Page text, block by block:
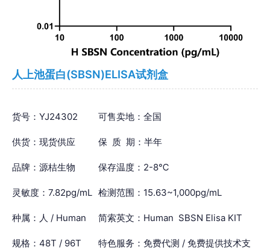
人上池蛋白(SBSN)ELISA试剂盒
货号：YJ24302 可售卖地：全国
供货：现货供应 保 质 期：半年
品牌：源桔生物 保存温度：2-8℃
灵敏度：7.82pg/mL 检测范围：15.63~1,000pg/mL
种属：人 / Human 简索英文：Human SBSN Elisa KIT
规格：48T / 96T
特色服务：免费代测 / 免费提供技术支